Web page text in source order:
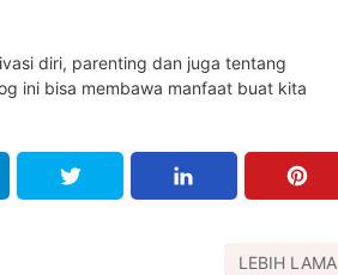
diri, parenting dan juga tentang
ini bisa membawa manfaat buat kita
LEBIH LAMA